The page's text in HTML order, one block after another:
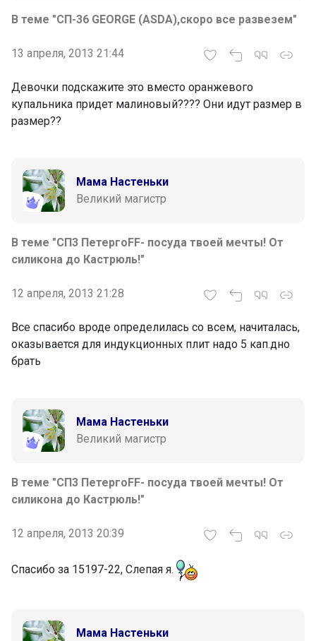
В теме "СП-36 GEORGE (ASDA),скоро все развезем"
13 апреля, 2013 21:44
Девочки подскажите это вместо оранжевого
купальника придет малиновый???? Они идут размер в
размер??
Мама Настеньки
Великий магистр
В теме "СП3 ПетергоFF- посуда твоей мечты! От
силикона до Кастрюль!"
12 апреля, 2013 21:28
Все спасибо вроде определилась со всем, начиталась,
оказывается для индукционных плит надо 5 кап.дно
брать
Мама Настеньки
Великий магистр
В теме "СП3 ПетергоFF- посуда твоей мечты! От
силикона до Кастрюль!"
12 апреля, 2013 20:39
Спасибо за 15197-22, Слепая я.
Мама Настеньки